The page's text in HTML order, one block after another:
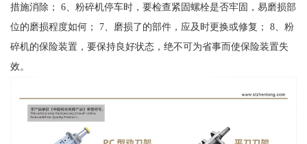
措施消除； 6、粉碎机停车时，要检查紧固螺栓是否牢固，易磨损部
位的磨损程度如何； 7、磨损了的部件，应及时更换或修复； 8、粉
碎机的保险装置，要保持良好状态，绝不可为省事而使保险装置失
效。